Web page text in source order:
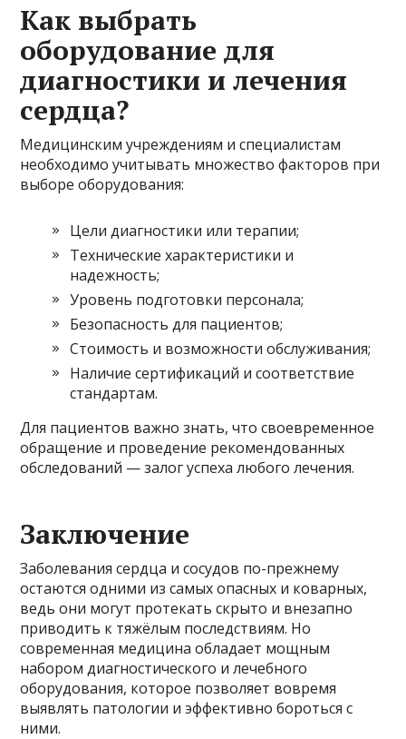
Как выбрать
оборудование для
диагностики и лечения
сердца?
Медицинским учреждениям и специалистам
необходимо учитывать множество факторов при
выборе оборудования:
Цели диагностики или терапии;
Технические характеристики и
надежность;
Уровень подготовки персонала;
Безопасность для пациентов;
Стоимость и возможности обслуживания;
Наличие сертификаций и соответствие
стандартам.
Для пациентов важно знать, что своевременное
обращение и проведение рекомендованных
обследований — залог успеха любого лечения.
Заключение
Заболевания сердца и сосудов по-прежнему
остаются одними из самых опасных и коварных,
ведь они могут протекать скрыто и внезапно
приводить к тяжёлым последствиям. Но
современная медицина обладает мощным
набором диагностического и лечебного
оборудования, которое позволяет вовремя
выявлять патологии и эффективно бороться с
ними.